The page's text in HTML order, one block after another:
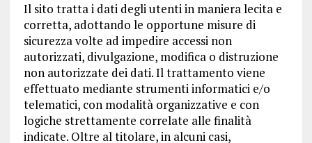
Il sito tratta i dati degli utenti in maniera lecita e
corretta, adottando le opportune misure di
sicurezza volte ad impedire accessi non
autorizzati, divulgazione, modifica o distruzione
non autorizzate dei dati. Il trattamento viene
effettuato mediante strumenti informatici e/o
telematici, con modalità organizzative e con
logiche strettamente correlate alle finalità
indicate. Oltre al titolare, in alcuni casi,